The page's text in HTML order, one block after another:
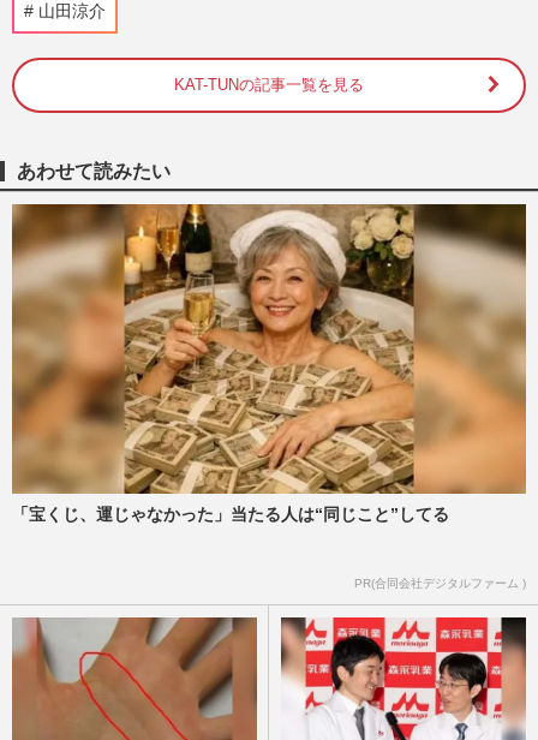
西仁来場で《一旦お疲れ様でした》匂わせ
た“伝説のシンメ”復活ステ…
週刊女性2025年12月2日・9日号 2026/7/29
【独自】『KAT-TUN』6人が再集結か、亀
梨和也と赤西仁が「秋に驚く発表」田中聖
の刑期満了と重なる“匂わせ…
週刊女性2026年8月11日号 2026/7/28
元KAT-TUN・赤西仁の〈42歳のバースデ
ーライブ〉に上田竜也、中丸雄一も参加！
MCで披露した「性欲」モンス…
週刊女性2026年7月28日・8月4日号
ジャングリア沖縄、ゴールデンウィークに
『やんばるトルネード』始動！経営不振の
声の中、GWは絶叫系で巻き…
山田涼介
KAT-TUNの記事一覧を見る
あわせて読みたい
「宝くじ、運じゃなかった」当たる人は“同じこと”してる
PR(合同会社デジタルファーム )